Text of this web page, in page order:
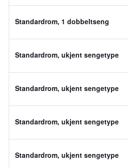
Standardrom, 1 dobbeltseng
Standardrom, ukjent sengetype
Standardrom, ukjent sengetype
Standardrom, ukjent sengetype
Standardrom, ukjent sengetype